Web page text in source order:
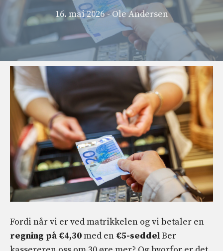
16. mai 2026 - Ole Andersen
Fordi når vi er ved matrikkelen og vi betaler en
regning på €4,30med en €5-seddelBer